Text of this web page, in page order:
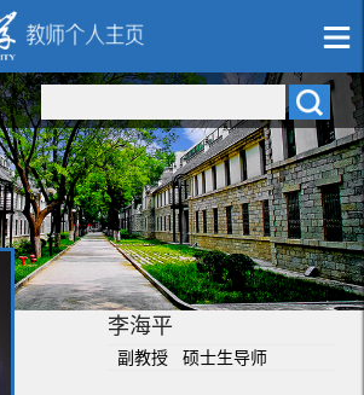
李海平
副教授 硕士生导师